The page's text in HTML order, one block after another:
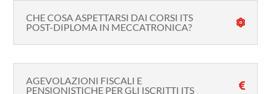
CHE COSA ASPETTARSI DAI CORSI ITS
POST-DIPLOMA IN MECCATRONICA?
AGEVOLAZIONI FISCALI E
PENSIONISTICHE PER GLI ISCRITTI ITS